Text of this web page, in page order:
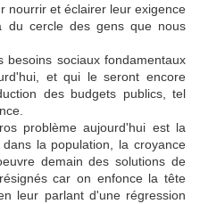
nourrir et éclairer leur exigence
du cercle des gens que nous
sociaux fondamentaux
et qui le seront encore
des budgets publics, tel
problème aujourd'hui est la
la population, la croyance
demain des solutions de
car on enfonce la tête
leur parlant d'une régression